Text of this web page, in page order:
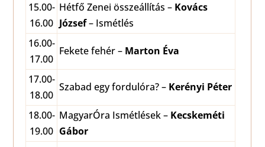
15.00-
16.00
Hétfő Zenei összeállítás – Kovács
József– Ismétlés
16.00-
17.00
Fekete fehér – Marton Éva
17.00-
18.00
Szabad egy fordulóra? – Kerényi Péter
18.00-
19.00
MagyarÓra Ismétlések – Kecskeméti
Gábor